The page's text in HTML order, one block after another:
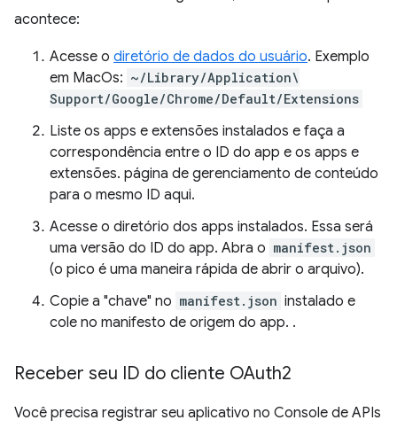
acontece:
Acesse o diretório de dados do usuário. Exemplo
em MacOs: ~/Library/Application\
Support/Google/Chrome/Default/Extensions
Liste os apps e extensões instalados e faça a
correspondência entre o ID do app e os apps e
extensões. página de gerenciamento de conteúdo
para o mesmo ID aqui.
Acesse o diretório dos apps instalados. Essa será
uma versão do ID do app. Abra o manifest.json
(o pico é uma maneira rápida de abrir o arquivo).
Copie a "chave" no manifest.json instalado e
cole no manifesto de origem do app. .
Receber seu ID do cliente OAuth2
Você precisa registrar seu aplicativo no Console de APIs